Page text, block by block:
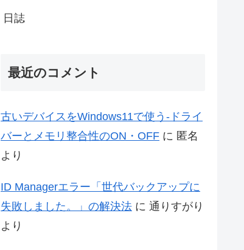
日誌
最近のコメント
古いデバイスをWindows11で使う-ドライ
バーとメモリ整合性のON・OFF に 匿名
より
ID Managerエラー「世代バックアップに
失敗しました。」の解決法 に 通りすがり
より